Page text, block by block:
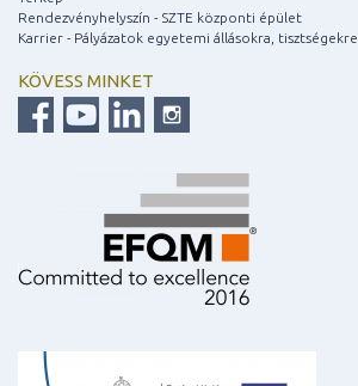
Rendezvényhelyszín - SZTE központi épület
Karrier - Pályázatok egyetemi állásokra, tisztségekre
KÖVESS MINKET